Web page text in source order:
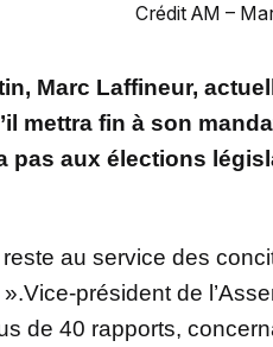
Crédit AM –
Marc Laffineur,
mettra fin à son
pas aux élections
au service des
président de
de 40 rapports,